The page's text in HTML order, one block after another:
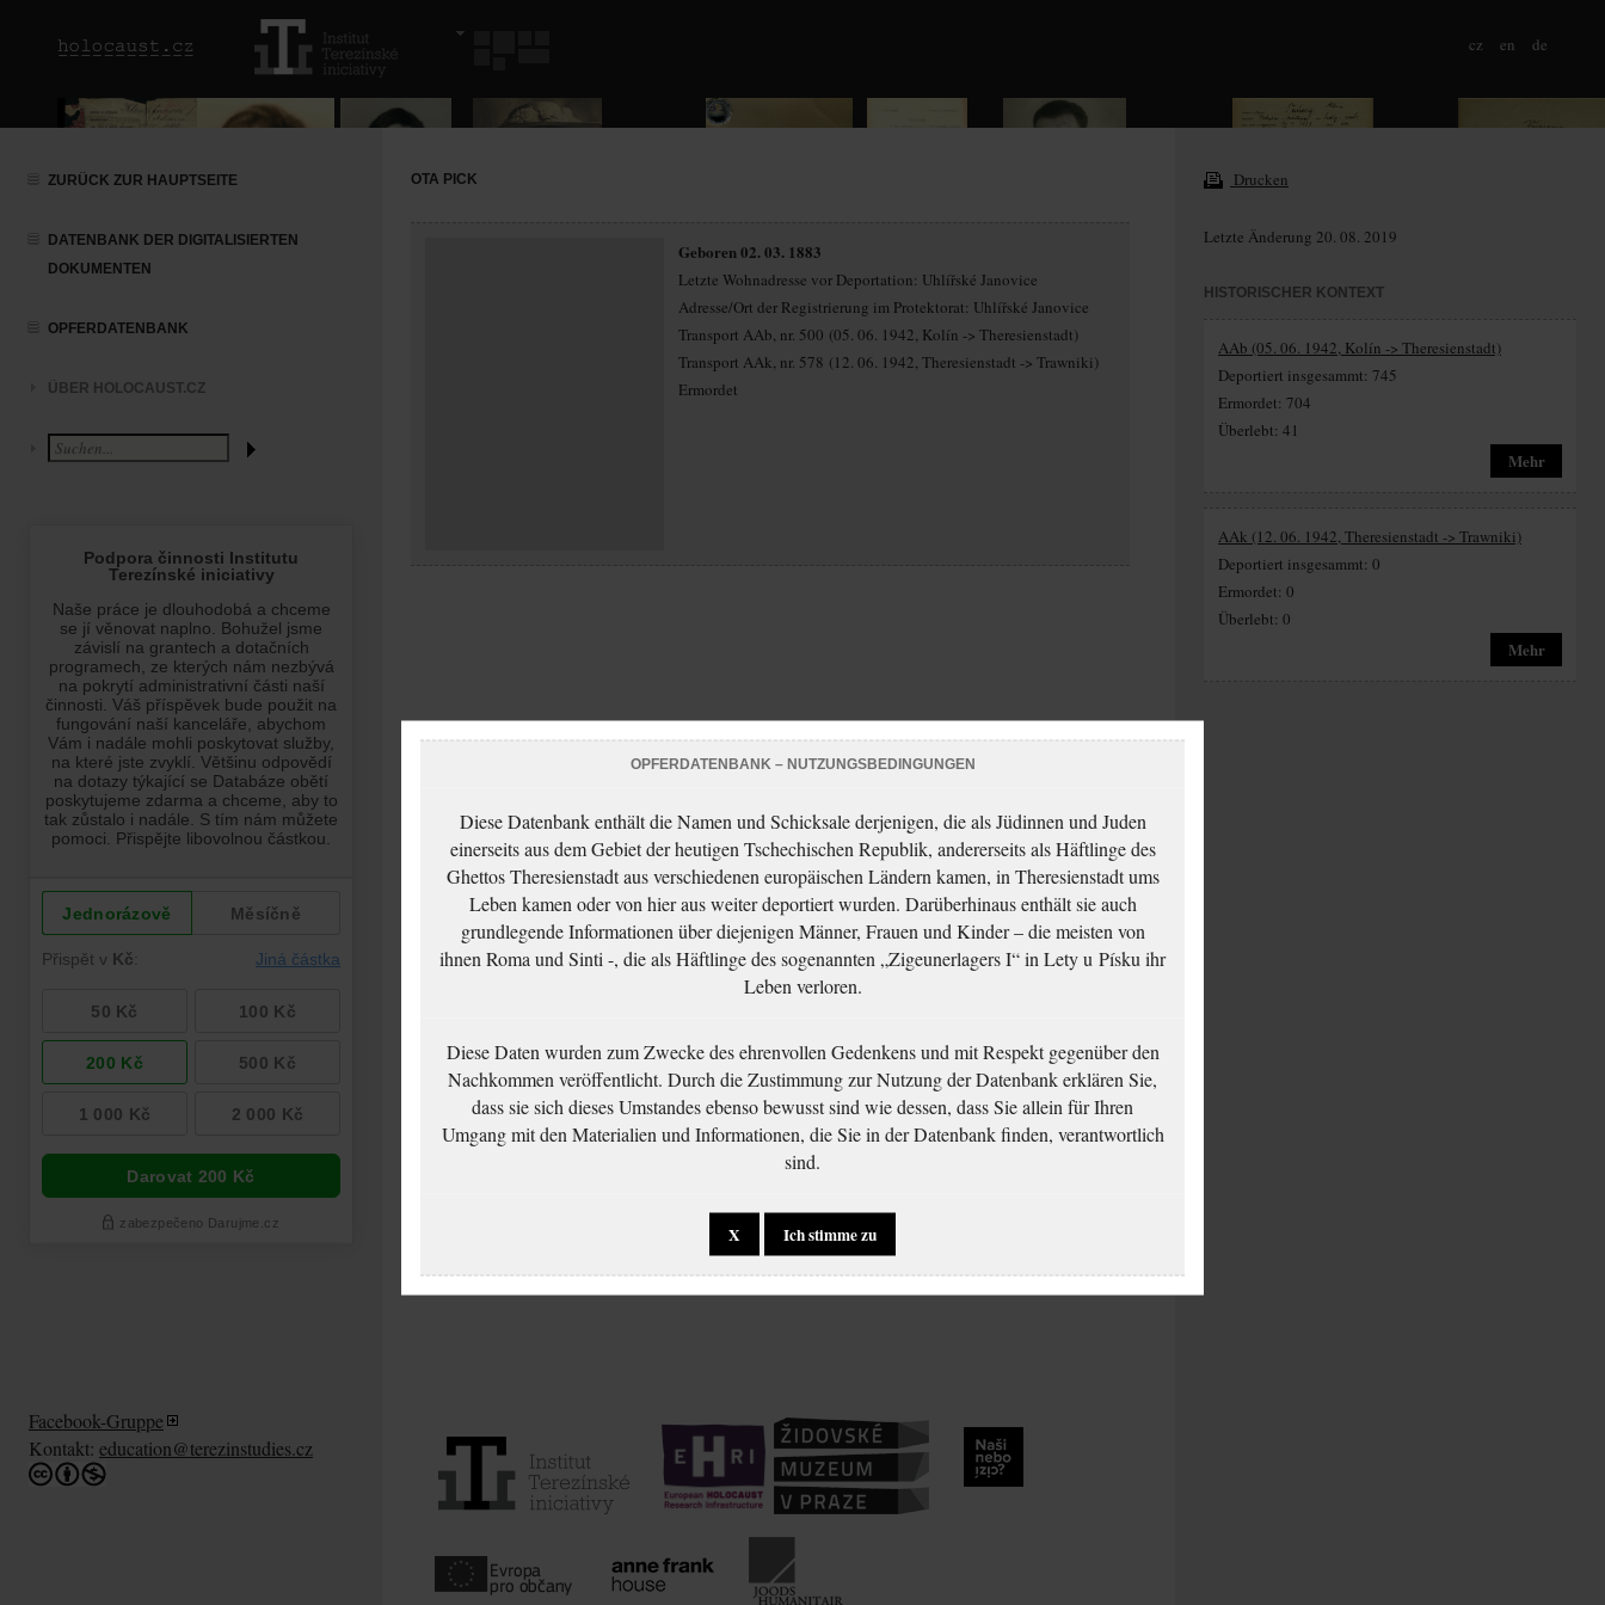
cz en de
ZURÜCK ZUR HAUPTSEITE
DATENBANK DER DIGITALISIERTEN
DOKUMENTEN
OPFERDATENBANK
ÜBER HOLOCAUST.CZ
OTA PICK
Geboren 02. 03. 1883
Letzte Wohnadresse vor Deportation: Uhlířské Janovice
Adresse/Ort der Registrierung im Protektorat: Uhlířské Janovice
Transport AAb, nr. 500 (05. 06. 1942, Kolín -> Theresienstadt)
Transport AAk, nr. 578 (12. 06. 1942, Theresienstadt -> Trawniki)
Ermordet
Drucken
Letzte Änderung 20. 08. 2019
HISTORISCHER KONTEXT
AAb (05. 06. 1942, Kolín -> Theresienstadt)
Deportiert insgesammt: 745
Ermordet: 704
Überlebt: 41
Mehr
AAk (12. 06. 1942, Theresienstadt -> Trawniki)
Deportiert insgesammt: 0
Ermordet: 0
Überlebt: 0
Mehr
Facebook-Gruppe
Kontakt: education@terezinstudies.cz
OPFERDATENBANK – NUTZUNGSBEDINGUNGEN
Diese Datenbank enthält die Namen und Schicksale derjenigen, die als Jüdinnen und Juden
einerseits aus dem Gebiet der heutigen Tschechischen Republik, andererseits als Häftlinge des
Ghettos Theresienstadt aus verschiedenen europäischen Ländern kamen, in Theresienstadt ums
Leben kamen oder von hier aus weiter deportiert wurden. Darüberhinaus enthält sie auch
grundlegende Informationen über diejenigen Männer, Frauen und Kinder – die meisten von
ihnen Roma und Sinti -, die als Häftlinge des sogenannten „Zigeunerlagers I“ in Lety u Písku ihr
Leben verloren.
Diese Daten wurden zum Zwecke des ehrenvollen Gedenkens und mit Respekt gegenüber den
Nachkommen veröffentlicht. Durch die Zustimmung zur Nutzung der Datenbank erklären Sie,
dass sie sich dieses Umstandes ebenso bewusst sind wie dessen, dass Sie allein für Ihren
Umgang mit den Materialien und Informationen, die Sie in der Datenbank finden, verantwortlich
sind.
X Ich stimme zu